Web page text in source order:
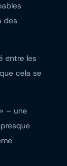
des
entre les
cela se
– une